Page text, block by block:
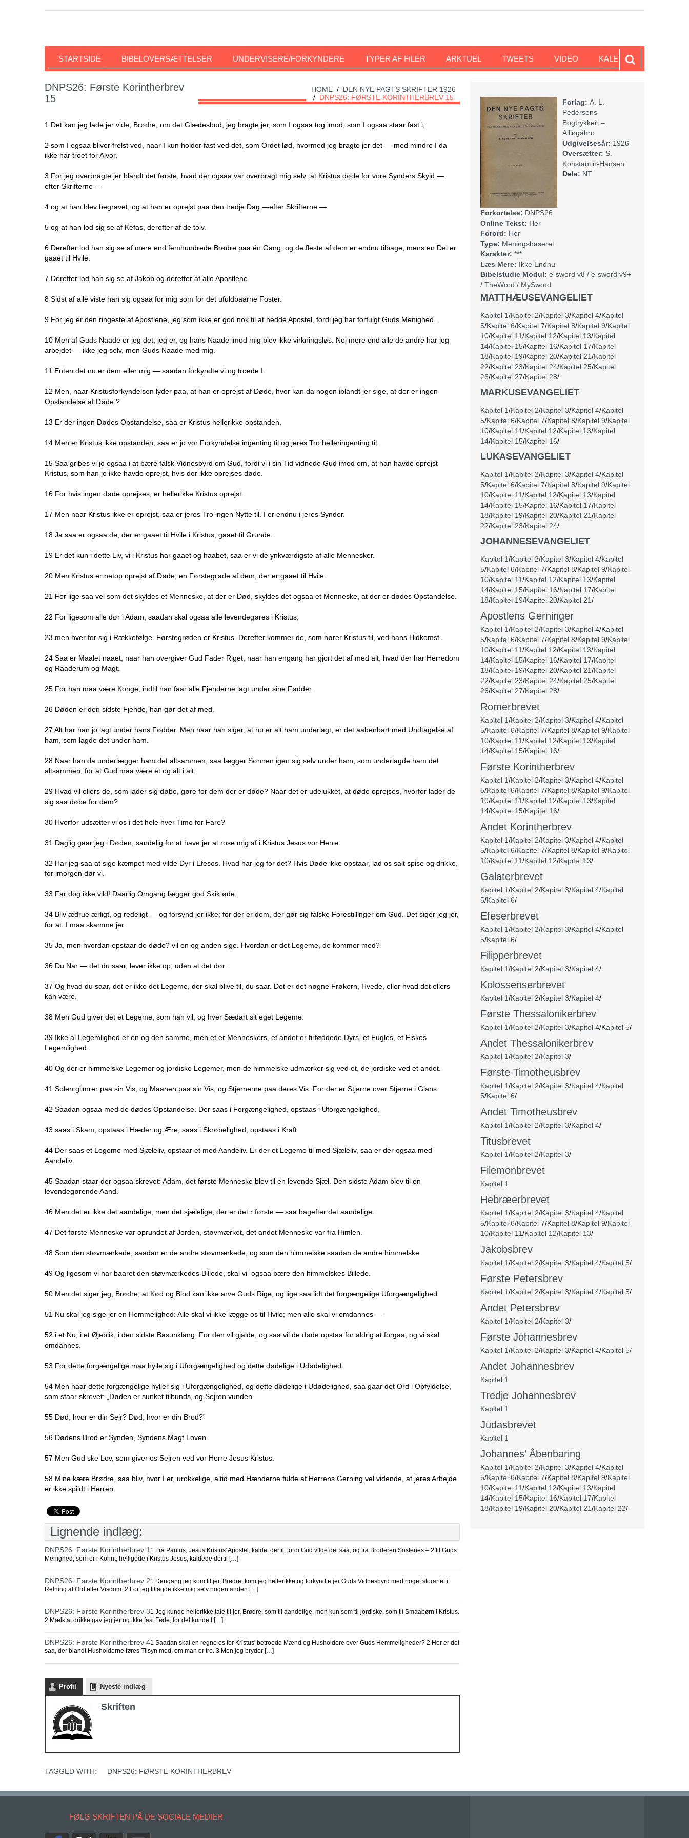
SKRIFTEN
STARTSIDE BIBELOVERSÆTTELSER UNDERVISERE/FORKYNDERE TYPER AF FILER ARKTUEL TWEETS VIDEO KALENDER
HOME / DEN NYE PAGTS SKRIFTER 1926
/ DNPS26: FØRSTE KORINTHERBREV 15
DNPS26: Første Korintherbrev
15
1 Det kan jeg lade jer vide, Brødre, om det Glædesbud, jeg bragte jer, som I ogsaa tog imod, som I ogsaa staar fast i,
2 som I ogsaa bliver frelst ved, naar I kun holder fast ved det, som Ordet lød, hvormed jeg bragte jer det — med mindre I da
ikke har troet for Alvor.
3 For jeg overbragte jer blandt det første, hvad der ogsaa var overbragt mig selv: at Kristus døde for vore Synders Skyld —
efter Skrifterne —
4 og at han blev begravet, og at han er oprejst paa den tredje Dag —efter Skrifterne —
5 og at han lod sig se af Kefas, derefter af de tolv.
6 Derefter lod han sig se af mere end femhundrede Brødre paa én Gang, og de fleste af dem er endnu tilbage, mens en Del er
gaaet til Hvile.
7 Derefter lod han sig se af Jakob og derefter af alle Apostlene.
8 Sidst af alle viste han sig ogsaa for mig som for det ufuldbaarne Foster.
9 For jeg er den ringeste af Apostlene, jeg som ikke er god nok til at hedde Apostel, fordi jeg har forfulgt Guds Menighed.
10 Men af Guds Naade er jeg det, jeg er, og hans Naade imod mig blev ikke virkningsløs. Nej mere end alle de andre har jeg
arbejdet — ikke jeg selv, men Guds Naade med mig.
11 Enten det nu er dem eller mig — saadan forkyndte vi og troede I.
12 Men, naar Kristusforkyndelsen lyder paa, at han er oprejst af Døde, hvor kan da nogen iblandt jer sige, at der er ingen
Opstandelse af Døde ?
13 Er der ingen Dødes Opstandelse, saa er Kristus hellerikke opstanden.
14 Men er Kristus ikke opstanden, saa er jo vor Forkyndelse ingenting til og jeres Tro helleringenting til.
15 Saa gribes vi jo ogsaa i at bære falsk Vidnesbyrd om Gud, fordi vi i sin Tid vidnede Gud imod om, at han havde oprejst
Kristus, som han jo ikke havde oprejst, hvis der ikke oprejses døde.
16 For hvis ingen døde oprejses, er hellerikke Kristus oprejst.
17 Men naar Kristus ikke er oprejst, saa er jeres Tro ingen Nytte til. I er endnu i jeres Synder.
18 Ja saa er ogsaa de, der er gaaet til Hvile i Kristus, gaaet til Grunde.
19 Er det kun i dette Liv, vi i Kristus har gaaet og haabet, saa er vi de ynkværdigste af alle Mennesker.
20 Men Kristus er netop oprejst af Døde, en Førstegrøde af dem, der er gaaet til Hvile.
21 For lige saa vel som det skyldes et Menneske, at der er Død, skyldes det ogsaa et Menneske, at der er dødes Opstandelse.
22 For ligesom alle dør i Adam, saadan skal ogsaa alle levendegøres i Kristus,
23 men hver for sig i Rækkefølge. Førstegrøden er Kristus. Derefter kommer de, som hører Kristus til, ved hans Hidkomst.
24 Saa er Maalet naaet, naar han overgiver Gud Fader Riget, naar han engang har gjort det af med alt, hvad der har Herredom
og Raaderum og Magt.
25 For han maa være Konge, indtil han faar alle Fjenderne lagt under sine Fødder.
26 Døden er den sidste Fjende, han gør det af med.
27 Alt har han jo lagt under hans Fødder. Men naar han siger, at nu er alt ham underlagt, er det aabenbart med Undtagelse af
ham, som lagde det under ham.
28 Naar han da underlægger ham det altsammen, saa lægger Sønnen igen sig selv under ham, som underlagde ham det
altsammen, for at Gud maa være et og alt i alt.
29 Hvad vil ellers de, som lader sig døbe, gøre for dem der er døde? Naar det er udelukket, at døde oprejses, hvorfor lader de
sig saa døbe for dem?
30 Hvorfor udsætter vi os i det hele hver Time for Fare?
31 Daglig gaar jeg i Døden, sandelig for at have jer at rose mig af i Kristus Jesus vor Herre.
32 Har jeg saa at sige kæmpet med vilde Dyr i Efesos. Hvad har jeg for det? Hvis Døde ikke opstaar, lad os salt spise og drikke,
for imorgen dør vi.
33 Far dog ikke vild! Daarlig Omgang lægger god Skik øde.
34 Bliv ædrue ærligt, og redeligt — og forsynd jer ikke; for der er dem, der gør sig falske Forestillinger om Gud. Det siger jeg jer,
for at. I maa skamme jer.
35 Ja, men hvordan opstaar de døde? vil en og anden sige. Hvordan er det Legeme, de kommer med?
36 Du Nar — det du saar, lever ikke op, uden at det dør.
37 Og hvad du saar, det er ikke det Legeme, der skal blive til, du saar. Det er det nøgne Frøkorn, Hvede, eller hvad det ellers
kan være.
38 Men Gud giver det et Legeme, som han vil, og hver Sædart sit eget Legeme.
39 Ikke al Legemlighed er en og den samme, men et er Menneskers, et andet er firføddede Dyrs, et Fugles, et Fiskes
Legemlighed.
40 Og der er himmelske Legemer og jordiske Legemer, men de himmelske udmærker sig ved et, de jordiske ved et andet.
41 Solen glimrer paa sin Vis, og Maanen paa sin Vis, og Stjernerne paa deres Vis. For der er Stjerne over Stjerne i Glans.
42 Saadan ogsaa med de dødes Opstandelse. Der saas i Forgængelighed, opstaas i Uforgængelighed,
43 saas i Skam, opstaas i Hæder og Ære, saas i Skrøbelighed, opstaas i Kraft.
44 Der saas et Legeme med Sjæleliv, opstaar et med Aandeliv. Er der et Legeme til med Sjæleliv, saa er der ogsaa med
Aandeliv.
45 Saadan staar der ogsaa skrevet: Adam, det første Menneske blev til en levende Sjæl. Den sidste Adam blev til en
levendegørende Aand.
46 Men det er ikke det aandelige, men det sjælelige, der er det r første — saa bagefter det aandelige.
47 Det første Menneske var oprundet af Jorden, støvmærket, det andet Menneske var fra Himlen.
48 Som den støvmærkede, saadan er de andre støvmærkede, og som den himmelske saadan de andre himmelske.
49 Og ligesom vi har baaret den støvmærkedes Billede, skal vi ogsaa bære den himmelskes Billede.
50 Men det siger jeg, Brødre, at Kød og Blod kan ikke arve Guds Rige, og lige saa lidt det forgængelige Uforgængelighed.
51 Nu skal jeg sige jer en Hemmelighed: Alle skal vi ikke lægge os til Hvile; men alle skal vi omdannes —
52 i et Nu, i et Øjeblik, i den sidste Basunklang. For den vil gjalde, og saa vil de døde opstaa for aldrig at forgaa, og vi skal
omdannes.
53 For dette forgængelige maa hylle sig i Uforgængelighed og dette dødelige i Udødelighed.
54 Men naar dette forgængelige hyller sig i Uforgængelighed, og dette dødelige i Udødelighed, saa gaar det Ord i Opfyldelse,
som staar skrevet: „Døden er sunket tilbunds, og Sejren vunden.
55 Død, hvor er din Sejr? Død, hvor er din Brod?”
56 Dødens Brod er Synden, Syndens Magt Loven.
57 Men Gud ske Lov, som giver os Sejren ved vor Herre Jesus Kristus.
58 Mine kære Brødre, saa bliv, hvor I er, urokkelige, altid med Hænderne fulde af Herrens Gerning vel vidende, at jeres Arbejde
er ikke spildt i Herren.
Lignende indlæg:
DNPS26: Første Korintherbrev 1 1 Fra Paulus, Jesus Kristus' Apostel, kaldet dertil, fordi Gud vilde det saa, og fra Broderen Sostenes – 2 til Guds
Menighed, som er i Korint, helligede i Kristus Jesus, kaldede dertil […]
DNPS26: Første Korintherbrev 21 Dengang jeg kom til jer, Brødre, kom jeg hellerikke og forkyndte jer Guds Vidnesbyrd med noget storartet i
Retning af Ord eller Visdom. 2 For jeg tillagde ikke mig selv nogen anden […]
DNPS26: Første Korintherbrev 31 Jeg kunde hellerikke tale til jer, Brødre, som til aandelige, men kun som til jordiske, som til Smaabørn i Kristus.
2 Mælk at drikke gav jeg jer og ikke fast Føde; for det kunde I […]
DNPS26: Første Korintherbrev 41 Saadan skal en regne os for Kristus' betroede Mænd og Husholdere over Guds Hemmeligheder? 2 Her er det
saa, der blandt Husholderne føres Tilsyn med, om man er tro. 3 Men jeg bryder […]
Profil Nyeste indlæg
Skriften
TAGGED WITH: DNPS26: FØRSTE KORINTHERBREV
Forlag: A. L.
Pedersens
Bogtrykkeri –
Allingåbro
Udgivelsesår: 1926
Oversætter: S.
Konstantin-Hansen
Dele: NT
Forkortelse: DNPS26
Online Tekst: Her
Forord: Her
Type: Meningsbaseret
Karakter: ***
Læs Mere: Ikke Endnu
Bibelstudie Modul: e-sword v8 / e-sword v9+
/ TheWord / MySword
MATTHÆUSEVANGELIET
Kapitel 1/Kapitel 2/Kapitel 3/Kapitel 4/Kapitel
5/Kapitel 6/Kapitel 7/Kapitel 8/Kapitel 9/Kapitel
10/Kapitel 11/Kapitel 12/Kapitel 13/Kapitel
14/Kapitel 15/Kapitel 16/Kapitel 17/Kapitel
18/Kapitel 19/Kapitel 20/Kapitel 21/Kapitel
22/Kapitel 23/Kapitel 24/Kapitel 25/Kapitel
26/Kapitel 27/Kapitel 28/
MARKUSEVANGELIET
Kapitel 1/Kapitel 2/Kapitel 3/Kapitel 4/Kapitel
5/Kapitel 6/Kapitel 7/Kapitel 8/Kapitel 9/Kapitel
10/Kapitel 11/Kapitel 12/Kapitel 13/Kapitel
14/Kapitel 15/Kapitel 16/
LUKASEVANGELIET
Kapitel 1/Kapitel 2/Kapitel 3/Kapitel 4/Kapitel
5/Kapitel 6/Kapitel 7/Kapitel 8/Kapitel 9/Kapitel
10/Kapitel 11/Kapitel 12/Kapitel 13/Kapitel
14/Kapitel 15/Kapitel 16/Kapitel 17/Kapitel
18/Kapitel 19/Kapitel 20/Kapitel 21/Kapitel
22/Kapitel 23/Kapitel 24/
JOHANNESEVANGELIET
Kapitel 1/Kapitel 2/Kapitel 3/Kapitel 4/Kapitel
5/Kapitel 6/Kapitel 7/Kapitel 8/Kapitel 9/Kapitel
10/Kapitel 11/Kapitel 12/Kapitel 13/Kapitel
14/Kapitel 15/Kapitel 16/Kapitel 17/Kapitel
18/Kapitel 19/Kapitel 20/Kapitel 21/
Apostlens Gerninger
Kapitel 1/Kapitel 2/Kapitel 3/Kapitel 4/Kapitel
5/Kapitel 6/Kapitel 7/Kapitel 8/Kapitel 9/Kapitel
10/Kapitel 11/Kapitel 12/Kapitel 13/Kapitel
14/Kapitel 15/Kapitel 16/Kapitel 17/Kapitel
18/Kapitel 19/Kapitel 20/Kapitel 21/Kapitel
22/Kapitel 23/Kapitel 24/Kapitel 25/Kapitel
26/Kapitel 27/Kapitel 28/
Romerbrevet
Kapitel 1/Kapitel 2/Kapitel 3/Kapitel 4/Kapitel
5/Kapitel 6/Kapitel 7/Kapitel 8/Kapitel 9/Kapitel
10/Kapitel 11/Kapitel 12/Kapitel 13/Kapitel
14/Kapitel 15/Kapitel 16/
Første Korintherbrev
Kapitel 1/Kapitel 2/Kapitel 3/Kapitel 4/Kapitel
5/Kapitel 6/Kapitel 7/Kapitel 8/Kapitel 9/Kapitel
10/Kapitel 11/Kapitel 12/Kapitel 13/Kapitel
14/Kapitel 15/Kapitel 16/
Andet Korintherbrev
Kapitel 1/Kapitel 2/Kapitel 3/Kapitel 4/Kapitel
5/Kapitel 6/Kapitel 7/Kapitel 8/Kapitel 9/Kapitel
10/Kapitel 11/Kapitel 12/Kapitel 13/
Galaterbrevet
Kapitel 1/Kapitel 2/Kapitel 3/Kapitel 4/Kapitel
5/Kapitel 6/
Efeserbrevet
Kapitel 1/Kapitel 2/Kapitel 3/Kapitel 4/Kapitel
5/Kapitel 6/
Filipperbrevet
Kapitel 1/Kapitel 2/Kapitel 3/Kapitel 4/
Kolossenserbrevet
Kapitel 1/Kapitel 2/Kapitel 3/Kapitel 4/
Første Thessalonikerbrev
Kapitel 1/Kapitel 2/Kapitel 3/Kapitel 4/Kapitel 5/
Andet Thessalonikerbrev
Kapitel 1/Kapitel 2/Kapitel 3/
Første Timotheusbrev
Kapitel 1/Kapitel 2/Kapitel 3/Kapitel 4/Kapitel
5/Kapitel 6/
Andet Timotheusbrev
Kapitel 1/Kapitel 2/Kapitel 3/Kapitel 4/
Titusbrevet
Kapitel 1/Kapitel 2/Kapitel 3/
Filemonbrevet
Kapitel 1
Hebræerbrevet
Kapitel 1/Kapitel 2/Kapitel 3/Kapitel 4/Kapitel
5/Kapitel 6/Kapitel 7/Kapitel 8/Kapitel 9/Kapitel
10/Kapitel 11/Kapitel 12/Kapitel 13/
Jakobsbrev
Kapitel 1/Kapitel 2/Kapitel 3/Kapitel 4/Kapitel 5/
Første Petersbrev
Kapitel 1/Kapitel 2/Kapitel 3/Kapitel 4/Kapitel 5/
Andet Petersbrev
Kapitel 1/Kapitel 2/Kapitel 3/
Første Johannesbrev
Kapitel 1/Kapitel 2/Kapitel 3/Kapitel 4/Kapitel 5/
Andet Johannesbrev
Kapitel 1
Tredje Johannesbrev
Kapitel 1
Judasbrevet
Kapitel 1
Johannes’ Åbenbaring
Kapitel 1/Kapitel 2/Kapitel 3/Kapitel 4/Kapitel
5/Kapitel 6/Kapitel 7/Kapitel 8/Kapitel 9/Kapitel
10/Kapitel 11/Kapitel 12/Kapitel 13/Kapitel
14/Kapitel 15/Kapitel 16/Kapitel 17/Kapitel
18/Kapitel 19/Kapitel 20/Kapitel 21/Kapitel 22/
FØLG SKRIFTEN PÅ DE SOCIALE MEDIER